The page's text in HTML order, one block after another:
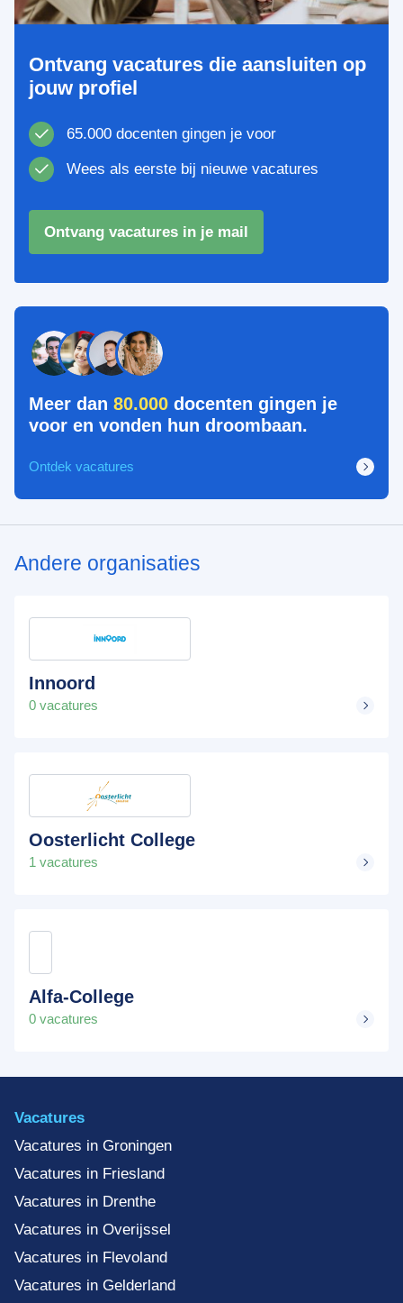
Ontvang vacatures die aansluiten op
jouw profiel
65.000 docenten gingen je voor
Wees als eerste bij nieuwe vacatures
Ontvang vacatures in je mail
Meer dan 80.000 docenten gingen je
voor en vonden hun droombaan.
Ontdek vacatures
Andere organisaties
Innoord
0 vacatures
Oosterlicht College
1 vacatures
Alfa-College
0 vacatures
Vacatures
Vacatures in Groningen
Vacatures in Friesland
Vacatures in Drenthe
Vacatures in Overijssel
Vacatures in Flevoland
Vacatures in Gelderland